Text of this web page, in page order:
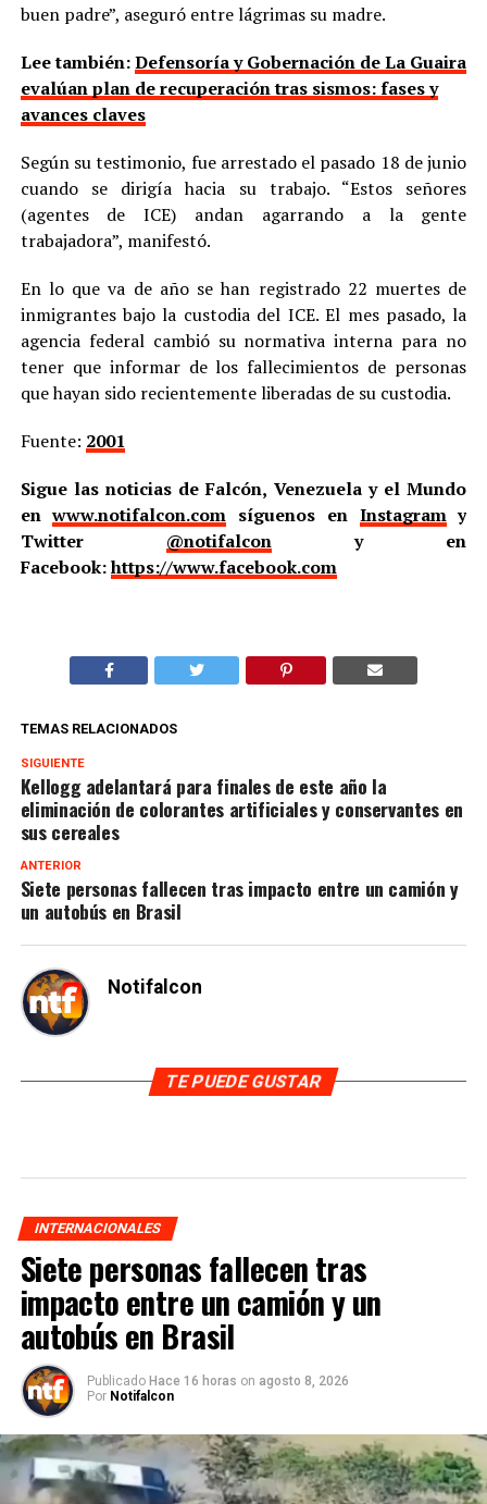
buen padre”, aseguró entre lágrimas su madre.
Lee también:Defensoría y Gobernación de La Guaira
evalúan plan de recuperación tras sismos: fases y
avances claves
Según su testimonio, fue arrestado el pasado 18 de junio
cuando se dirigía hacia su trabajo. “Estos señores
(agentes de ICE) andan agarrando a la gente
trabajadora”, manifestó.
En lo que va de año se han registrado 22 muertes de
inmigrantes bajo la custodia del ICE. El mes pasado, la
agencia federal cambió su normativa interna para no
tener que informar de los fallecimientos de personas
que hayan sido recientemente liberadas de su custodia.
Fuente: 2001
Sigue las noticias de Falcón, Venezuela y el Mundo
enwww.notifalcon.com síguenos en Instagramy
Twitter @notifalcony en
Facebook:https://www.facebook.com
TEMAS RELACIONADOS
SIGUIENTE
Kellogg adelantará para finales de este año la
eliminación de colorantes artificiales y conservantes en
sus cereales
ANTERIOR
Siete personas fallecen tras impacto entre un camión y
un autobús en Brasil
Notifalcon
TE PUEDE GUSTAR
INTERNACIONALES
Siete personas fallecen tras
impacto entre un camión y un
autobús en Brasil
Publicado Hace 16 horas on agosto 8, 2026
Por Notifalcon